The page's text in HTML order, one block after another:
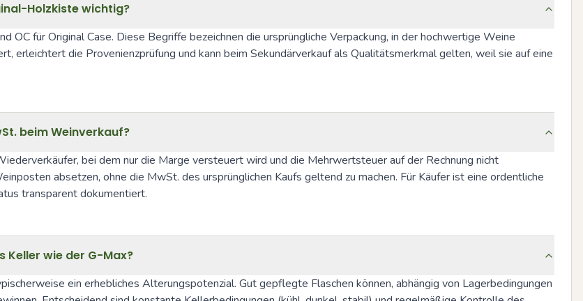
Holzkiste wichtig?
für Original Case. Diese Begriffe bezeichnen die ursprüngliche Verpackung, in der hochwertige Weine
erleichtert die Provenienzprüfung und kann beim Sekundärverkauf als Qualitätsmerkmal gelten, weil sie auf eine
beim Weinverkauf?
bei dem nur die Marge versteuert wird und die Mehrwertsteuer auf der Rechnung nicht
absetzen, ohne die MwSt. des ursprünglichen Kaufs geltend zu machen. Für Käufer ist eine ordentliche
transparent dokumentiert.
Keller wie der G-Max?
ein erhebliches Alterungspotenzial. Gut gepflegte Flaschen können, abhängig von Lagerbedingungen